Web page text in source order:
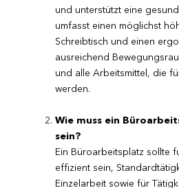
und unterstützt eine
umfasst einen möglichst
Schreibtisch und einen
ausreichend
und alle Arbeitsmittel, die
werden.
Wie muss ein
sein?
Ein Büroarbeitsplatz sollte
effizient sein,
Einzelarbeit sowie für